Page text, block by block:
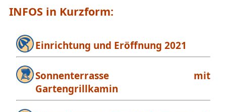
INFOS in Kurzform:
Einrichtung und Eröffnung 2021
Sonnenterrasse mit
Gartengrillkamin